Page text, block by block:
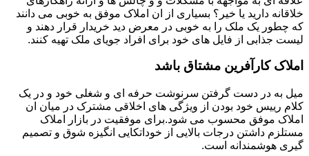
خلاقانه دارید یا خیر؟ بسیاری از ان املاک موفق به خوبی می دانند
که چطور یک ملک را به خوبی در معرض دید خریدار قرار دهند و
لیست جذابی از فایل های خود برای افراد جویای ملک تهیه کنند.
املاک کارآفرین مشتاق باشد
میل به در دست گرفتن سرنوشت حرفه ای و شغلی خود و در یک
کلام رییس خود بودن از ویژگی های اخلاقی مشترک در میان ان
املاک موفق محسوب می شود.برای موفقیت در بازار املاک
مستلزم داشتن درجات بالایی از خوداتکایی انگیزه شوق و تصمیم
گیری هوشمندانه است.